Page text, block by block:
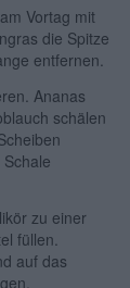
Vortag mit
die Spitze
entfernen.
Ananas
schälen
zu einer
füllen.
auf das